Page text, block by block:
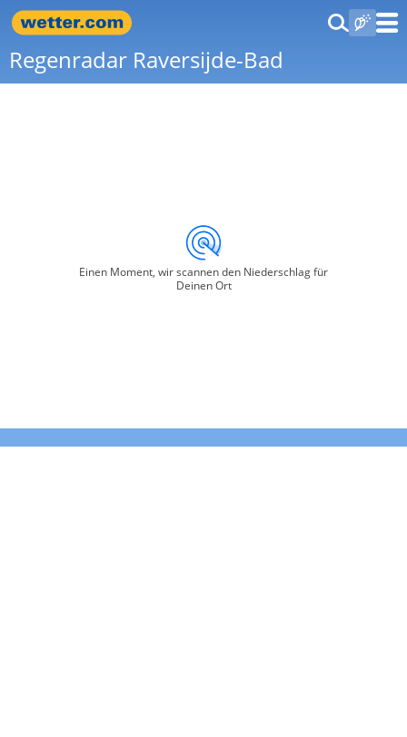
Regenradar Raversijde-Bad
Einen Moment, wir scannen den Niederschlag für
Deinen Ort